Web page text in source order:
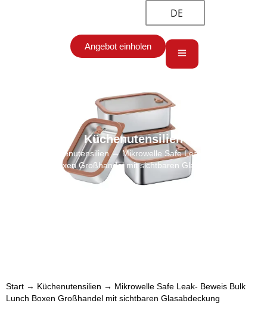
DE
Angebot einholen
Küchenutensilien
Küchenutensilien→ Mikrowelle Safe Leak- Beweis Bulk
Lunch Boxen Großhandel mit sichtbaren Glasabdeckung
Start → Küchenutensilien → Mikrowelle Safe Leak- Beweis Bulk
Lunch Boxen Großhandel mit sichtbaren Glasabdeckung